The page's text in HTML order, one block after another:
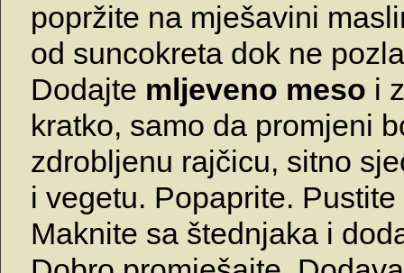
popržite na mješavini
od suncokreta dok ne
Dodajte mljeveno meso i
kratko, samo da promjeni
zdrobljenu rajčicu, sitno
i vegetu. Popaprite.
Maknite sa štednjaka i